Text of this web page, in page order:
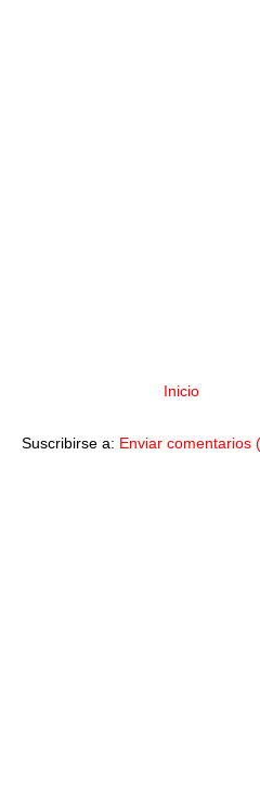
Inicio
Suscribirse a: Enviar comentarios